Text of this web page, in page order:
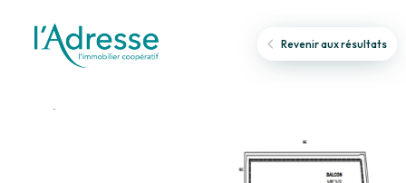
Revenir aux résultats